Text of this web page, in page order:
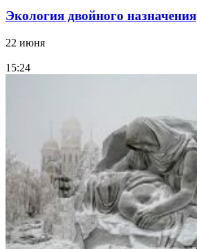
Экология двойного назначения
22 июня
15:24